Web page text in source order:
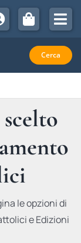
Cerca
le opzioni di
e Edizioni